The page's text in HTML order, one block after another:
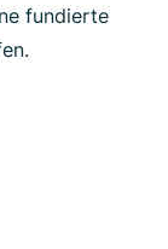
fundierte